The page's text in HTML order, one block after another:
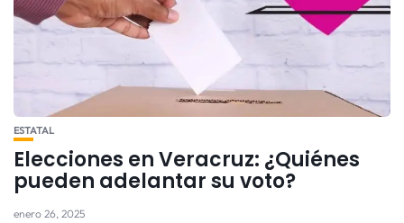
ESTATAL
Elecciones en Veracruz: ¿Quiénes
pueden adelantar su voto?
enero 26, 2025